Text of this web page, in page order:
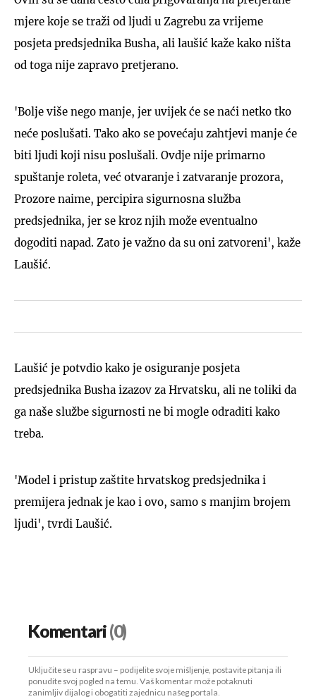
mjere koje se traži od ljudi u Zagrebu za vrijeme
posjeta predsjednika Busha, ali laušić kaže kako ništa
od toga nije zapravo pretjerano.
'Bolje više nego manje, jer uvijek će se naći netko tko
neće poslušati. Tako ako se povećaju zahtjevi manje će
biti ljudi koji nisu poslušali. Ovdje nije primarno
spuštanje roleta, već otvaranje i zatvaranje prozora,
Prozore naime, percipira sigurnosna služba
predsjednika, jer se kroz njih može eventualno
dogoditi napad. Zato je važno da su oni zatvoreni', kaže
Laušić.
Laušić je potvdio kako je osiguranje posjeta
predsjednika Busha izazov za Hrvatsku, ali ne toliki da
ga naše službe sigurnosti ne bi mogle odraditi kako
treba.
'Model i pristup zaštite hrvatskog predsjednika i
premijera jednak je kao i ovo, samo s manjim brojem
ljudi', tvrdi Laušić.
Komentari(0)
Uključite se u raspravu – podijelite svoje mišljenje, postavite pitanja ili
ponudite svoj pogled na temu. Vaš komentar može potaknuti
zanimljiv dijalog i obogatiti zajednicu našeg portala.